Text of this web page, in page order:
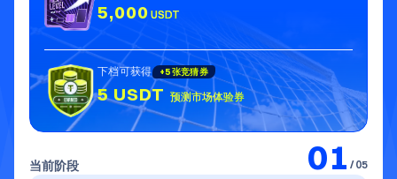
5,000 USDT
下档可获得 +5 张竞猜券
5 USDT 预测市场体验券
当前阶段 01 /05